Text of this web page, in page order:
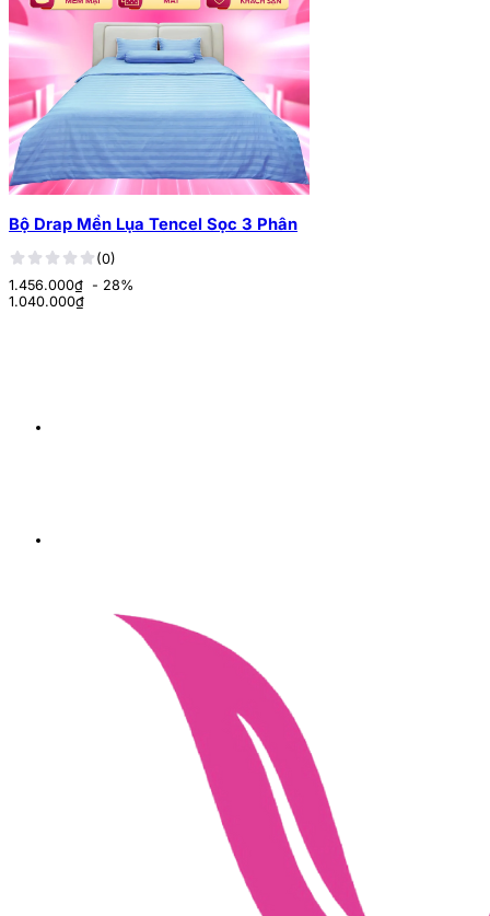
Bộ Drap Mền Lụa Tencel Sọc 3 Phân
(0)
1.456.000₫ - 28%
1.040.000₫